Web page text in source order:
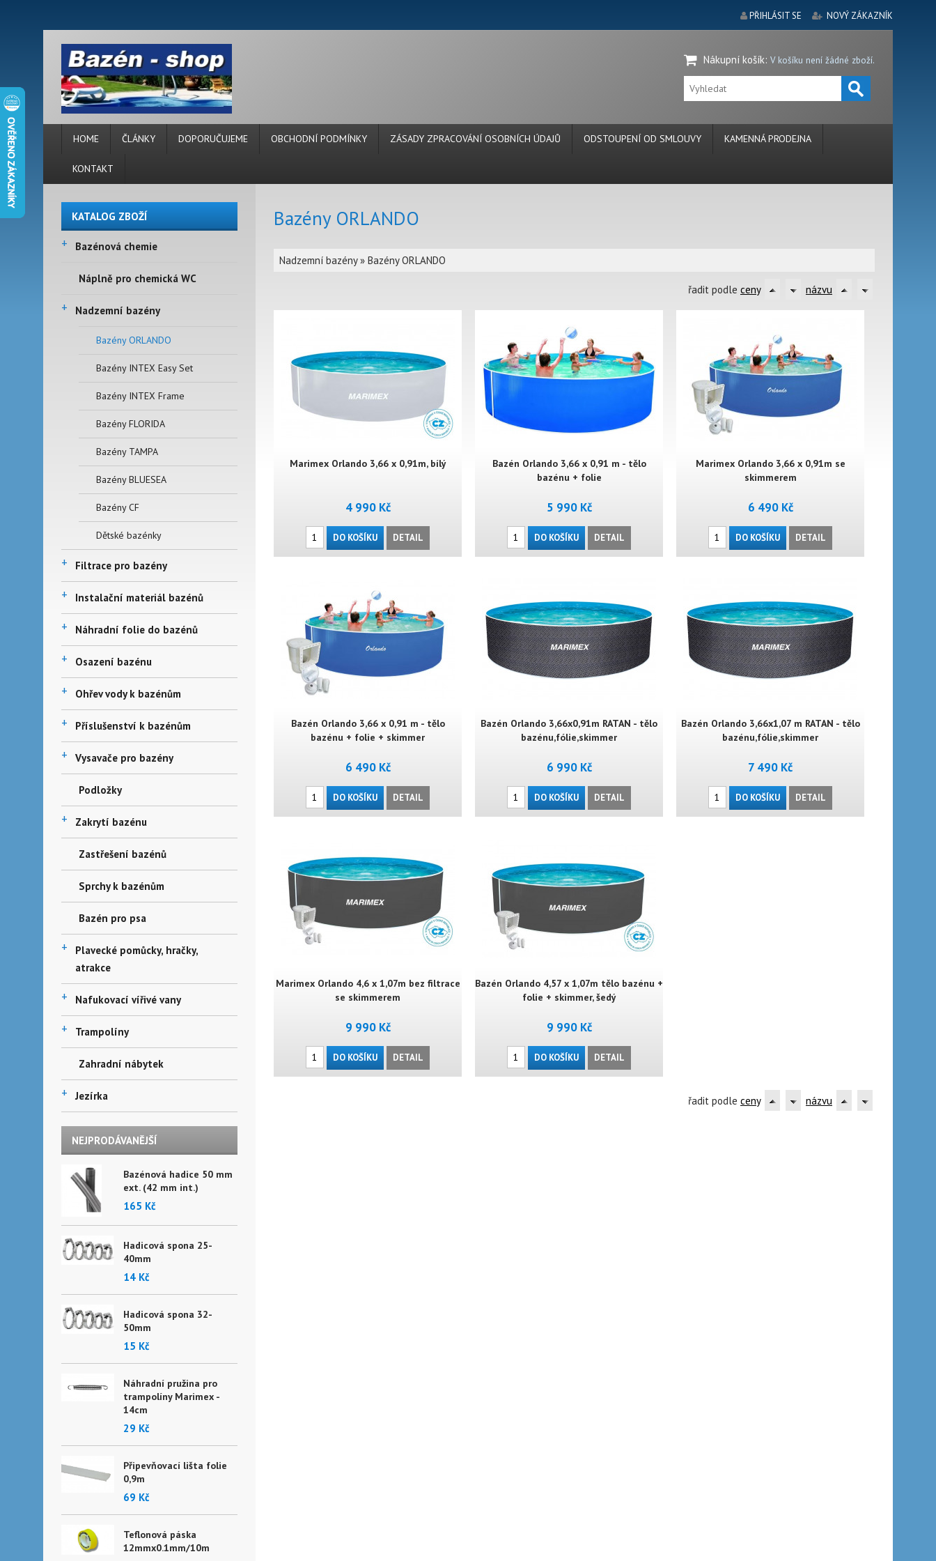
PŘIHLÁSIT SE NOVÝ ZÁKAZNÍK
Nákupní košík: V košíku není žádné zboží.
HOME ČLÁNKY DOPORUČUJEME OBCHODNÍ PODMÍNKY ZÁSADY ZPRACOVÁNÍ OSOBNÍCH ÚDAJŮ ODSTOUPENÍ OD SMLOUVY KAMENNÁ PRODEJNA
KONTAKT
KATALOG ZBOŽÍ
+ Bazénová chemie
Náplně pro chemická WC
+ Nadzemní bazény
Bazény ORLANDO
Bazény INTEX Easy Set
Bazény INTEX Frame
Bazény FLORIDA
Bazény TAMPA
Bazény BLUESEA
Bazény CF
Dětské bazénky
+ Filtrace pro bazény
+ Instalační materiál bazénů
+ Náhradní folie do bazénů
+ Osazení bazénu
+ Ohřev vody k bazénům
+ Příslušenství k bazénům
+ Vysavače pro bazény
Podložky
+ Zakrytí bazénu
Zastřešení bazénů
Sprchy k bazénům
Bazén pro psa
+
Plavecké pomůcky, hračky,
atrakce
+ Nafukovací vířivé vany
+ Trampolíny
Zahradní nábytek
+ Jezírka
NEJPRODÁVANĚJŠÍ
Bazénová hadice 50 mm
ext. (42 mm int.)
165 Kč
Hadicová spona 25-
40mm
14 Kč
Hadicová spona 32-
50mm
15 Kč
Náhradní pružina pro
trampolíny Marimex -
14cm
29 Kč
Připevňovací lišta folie
0,9m
69 Kč
Teflonová páska
12mmx0.1mm/10m
Bazény ORLANDO
Nadzemní bazény» Bazény ORLANDO
řadit podle ceny názvu
Marimex Orlando 3,66 x 0,91m, bílý
4 990 Kč
DO KOŠÍKU DETAIL
Bazén Orlando 3,66 x 0,91 m - tělo
bazénu + folie
5 990 Kč
DO KOŠÍKU DETAIL
Marimex Orlando 3,66 x 0,91m se
skimmerem
6 490 Kč
DO KOŠÍKU DETAIL
Bazén Orlando 3,66 x 0,91 m - tělo
bazénu + folie + skimmer
6 490 Kč
DO KOŠÍKU DETAIL
Bazén Orlando 3,66x0,91m RATAN - tělo
bazénu,fólie,skimmer
6 990 Kč
DO KOŠÍKU DETAIL
Bazén Orlando 3,66x1,07 m RATAN - tělo
bazénu,fólie,skimmer
7 490 Kč
DO KOŠÍKU DETAIL
Marimex Orlando 4,6 x 1,07m bez filtrace
se skimmerem
9 990 Kč
DO KOŠÍKU DETAIL
Bazén Orlando 4,57 x 1,07m tělo bazénu +
folie + skimmer, šedý
9 990 Kč
DO KOŠÍKU DETAIL
řadit podle ceny názvu